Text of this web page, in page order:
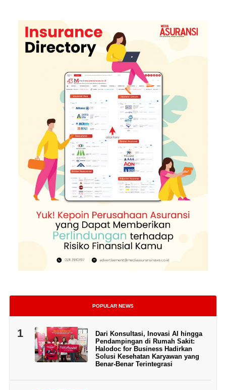
POPULAR NEWS
1
Dari Konsultasi, Inovasi AI hingga
Pendampingan di Rumah Sakit:
Halodoc for Business Hadirkan
Solusi Kesehatan Karyawan yang
Benar-Benar Terintegrasi